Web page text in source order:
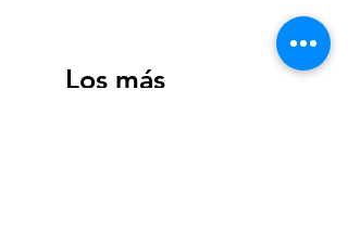
Los más